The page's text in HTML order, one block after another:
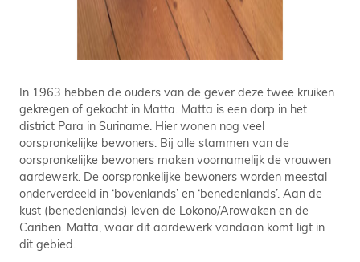
In 1963 hebben de ouders van de gever deze twee kruiken
gekregen of gekocht in Matta. Matta is een dorp in het
district Para in Suriname. Hier wonen nog veel
oorspronkelijke bewoners. Bij alle stammen van de
oorspronkelijke bewoners maken voornamelijk de vrouwen
aardewerk. De oorspronkelijke bewoners worden meestal
onderverdeeld in ‘bovenlands’ en ‘benedenlands’. Aan de
kust (benedenlands) leven de Lokono/Arowaken en de
Cariben. Matta, waar dit aardewerk vandaan komt ligt in
dit gebied.